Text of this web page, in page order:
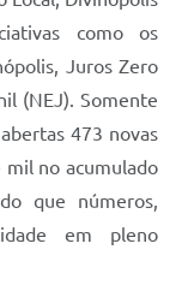
como os
Juros Zero
(NEJ). Somente
473 novas
no acumulado
que números,
em pleno